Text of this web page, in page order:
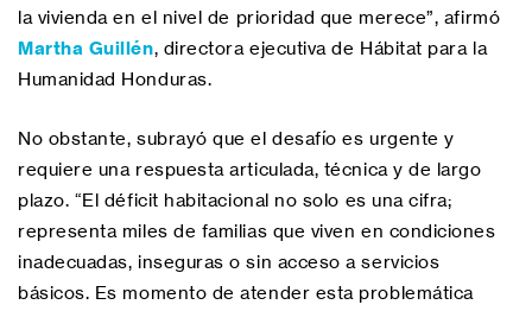
la vivienda en el nivel de prioridad que merece”, afirmó
Martha Guillén, directora ejecutiva de Hábitat para la
Humanidad Honduras.
No obstante, subrayó que el desafío es urgente y
requiere una respuesta articulada, técnica y de largo
plazo. “El déficit habitacional no solo es una cifra;
representa miles de familias que viven en condiciones
inadecuadas, inseguras o sin acceso a servicios
básicos. Es momento de atender esta problemática